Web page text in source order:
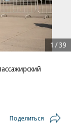
1 /39
Поделиться